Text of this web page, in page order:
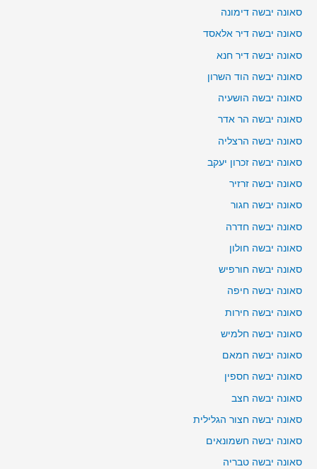
סאונה יבשה דימונה
סאונה יבשה דיר אלאסד
סאונה יבשה דיר חנא
סאונה יבשה הוד השרון
סאונה יבשה הושעיה
סאונה יבשה הר אדר
סאונה יבשה הרצליה
סאונה יבשה זכרון יעקב
סאונה יבשה זרזיר
סאונה יבשה חגור
סאונה יבשה חדרה
סאונה יבשה חולון
סאונה יבשה חורפיש
סאונה יבשה חיפה
סאונה יבשה חירות
סאונה יבשה חלמיש
סאונה יבשה חמאם
סאונה יבשה חספין
סאונה יבשה חצב
סאונה יבשה חצור הגלילית
סאונה יבשה חשמונאים
סאונה יבשה טבריה